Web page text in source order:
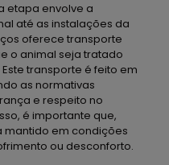
etapa envolve a
até as instalações da
oferece transporte
o animal seja tratado
transporte é feito em
as normativas
e respeito no
é importante que,
mantido em condições
ou desconforto.